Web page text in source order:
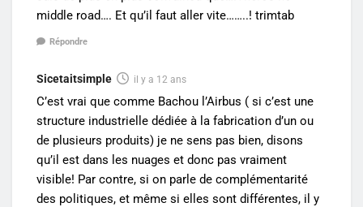
middle road…. Et qu’il faut aller vite……..! trimtab
Répondre
Sicetaitsimple il y a 12 ans
C’est vrai que comme Bachou l’Airbus ( si c’est une
structure industrielle dédiée à la fabrication d’un ou
de plusieurs produits) je ne sens pas bien, disons
qu’il est dans les nuages et donc pas vraiment
visible! Par contre, si on parle de complémentarité
des politiques, et même si elles sont différentes, il y